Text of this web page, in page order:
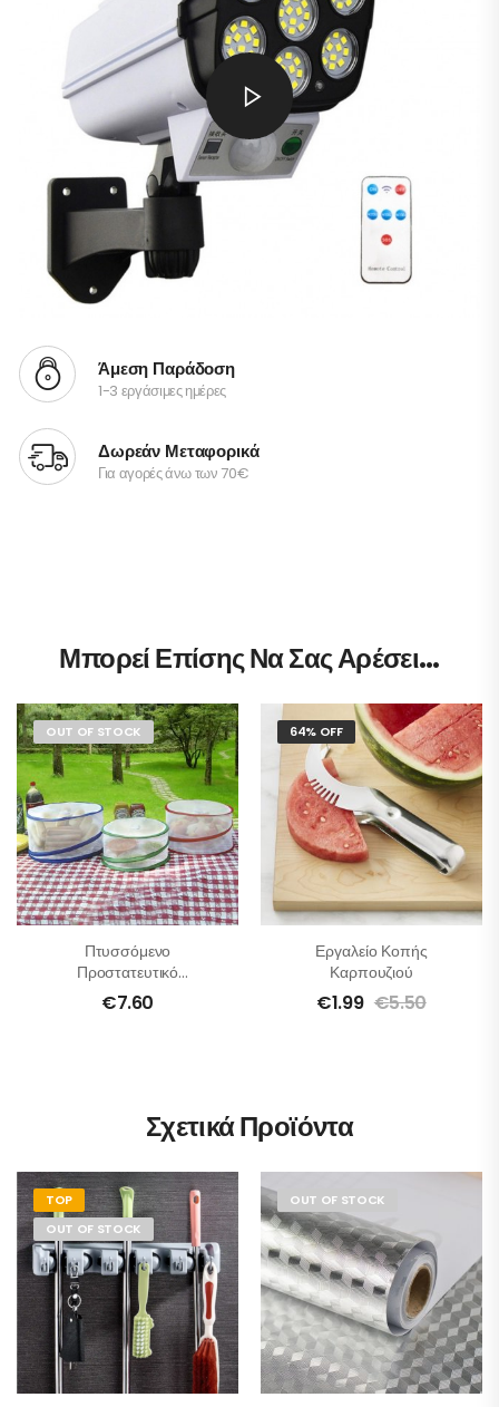
Άμεση Παράδοση
1-3 εργάσιμες ημέρες
Δωρεάν Μεταφορικά
Για αγορές άνω των 70€
Μπορεί Επίσης Να Σας Αρέσει…
OUT OF STOCK
Πτυσσόμενο
Προστατευτικό
Τροφίμων – Σετ 3 Τμχ
€7.60
64% OFF
Εργαλείο Κοπής
Καρπουζιού
€1.99 €5.50
Σχετικά Προϊόντα
TOP
OUT OF STOCK
OUT OF STOCK